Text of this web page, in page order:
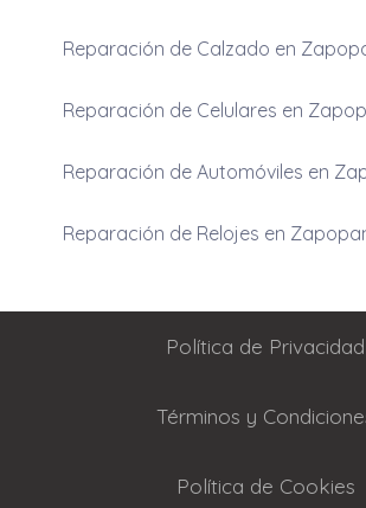
Reparación de Calzado en
Reparación de Celulares en
Reparación de Automóviles en
Reparación de Relojes en
Política de Privacidad
Términos y
Política de Cookies